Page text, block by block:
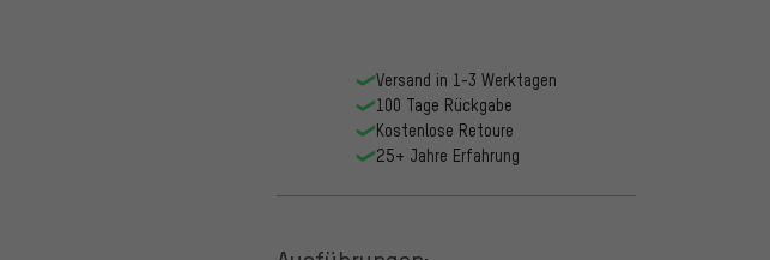
Versand in 1-3 Werktagen
100 Tage Rückgabe
Kostenlose Retoure
25+ Jahre Erfahrung